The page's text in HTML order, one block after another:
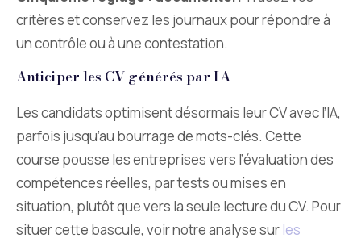
critères et conservez les journaux pour répondre à
un contrôle ou à une contestation.
Anticiper les CV générés par IA
Les candidats optimisent désormais leur CV avec l’IA,
parfois jusqu’au bourrage de mots-clés. Cette
course pousse les entreprises vers l’évaluation des
compétences réelles, par tests ou mises en
situation, plutôt que vers la seule lecture du CV. Pour
situer cette bascule, voir notre analyse sur les